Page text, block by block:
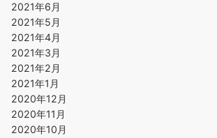
2021年6月
2021年5月
2021年4月
2021年3月
2021年2月
2021年1月
2020年12月
2020年11月
2020年10月